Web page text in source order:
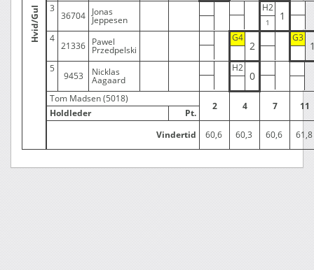
Hvid/Gul 3
36704 Jonas
Jeppesen
H2
1
4
21336 Pawel
Przedpelski
G4
2
G3
5
9453 Nicklas
Aagaard
H2
0
Tom Madsen (5018)
Holdleder
Pt.
2 4 7 11
Vindertid 60,6 60,3 60,6 61,8